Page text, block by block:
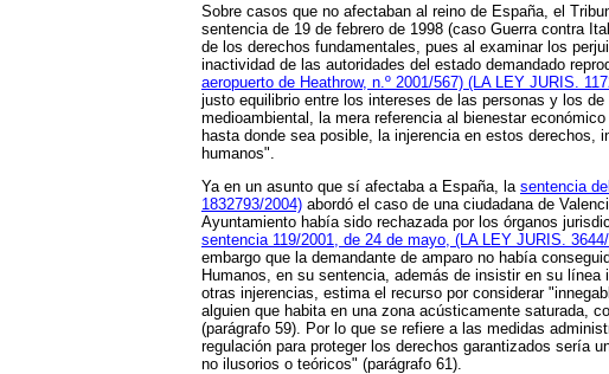
Sobre casos que no afectaban al reino de España, el
sentencia de 19 de febrero de 1998 (caso Guerra contra
de los derechos fundamentales, pues al examinar los
inactividad de las autoridades del estado demandado
aeropuerto de Heathrow, n.º 2001/567) (LA LEY JURIS.
justo equilibrio entre los intereses de las personas y los
medioambiental, la mera referencia al bienestar
hasta donde sea posible, la injerencia en estos derechos,
humanos".
Ya en un asunto que sí afectaba a España, la sentencia
1832793/2004) abordó el caso de una ciudadana de
Ayuntamiento había sido rechazada por los órganos
sentencia 119/2001, de 24 de mayo, (LA LEY JURIS.
embargo que la demandante de amparo no había
Humanos, en su sentencia, además de insistir en su línea
otras injerencias, estima el recurso por considerar
alguien que habita en una zona acústicamente saturada,
(parágrafo 59). Por lo que se refiere a las medidas
regulación para proteger los derechos garantizados sería
no ilusorios o teóricos" (parágrafo 61).